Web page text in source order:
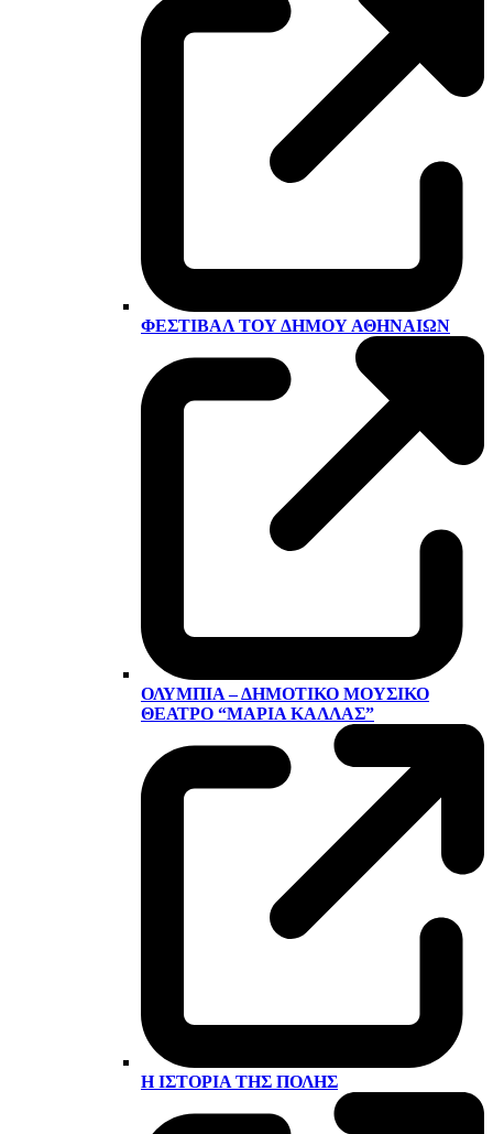
ΦΕΣΤΙΒΆΛ ΤΟΥ ΔΉΜΟΥ ΑΘΗΝΑΊΩΝ
ΟΛΎΜΠΙΑ – ΔΗΜΟΤΙΚΌ ΜΟΥΣΙΚΌ
ΘΈΑΤΡΟ “ΜΑΡΊΑ ΚΆΛΛΑΣ”
Η ΙΣΤΟΡΊΑ ΤΗΣ ΠΌΛΗΣ